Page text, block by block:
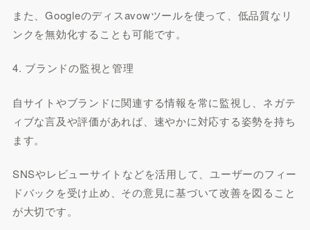
また、Googleのディスavowツールを使って、低品質なリ
ンクを無効化することも可能です。
4. ブランドの監視と管理
自サイトやブランドに関連する情報を常に監視し、ネガテ
ィブな言及や評価があれば、速やかに対応する姿勢を持ち
ます。
SNSやレビューサイトなどを活用して、ユーザーのフィー
ドバックを受け止め、その意見に基づいて改善を図ること
が大切です。